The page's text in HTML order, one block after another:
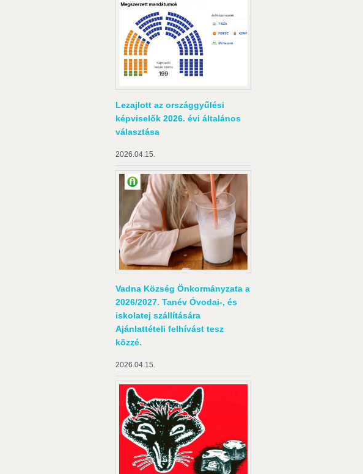
Lezajlott az országgyűlési
képviselők 2026. évi általános
választása
2026.04.15.
Vadna Község Önkormányzata a
2026/2027. Tanév Óvodai-, és
iskolatej szállítására
Ajánlattételi felhívást tesz
közzé.
2026.04.15.